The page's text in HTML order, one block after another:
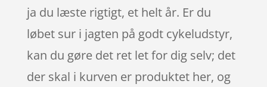
ja du læste rigtigt, et helt år. Er du
løbet sur i jagten på godt cykeludstyr,
kan du gøre det ret let for dig selv; det
der skal i kurven er produktet her, og